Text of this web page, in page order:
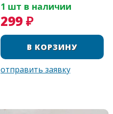
1 шт в наличии
299 ₽